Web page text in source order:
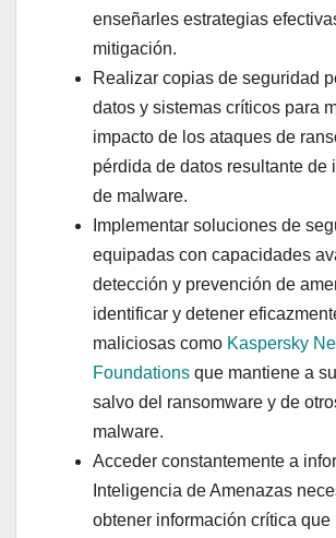
enseñarles estrategias
mitigación.
Realizar copias de seguridad
datos y sistemas críticos para
impacto de los ataques de
pérdida de datos resultante de
de malware.
Implementar soluciones de
equipadas con capacidades
detección y prevención de
identificar y detener
maliciosas como Kaspersky
Foundations que mantiene a
salvo del ransomware y de
malware.
Acceder constantemente a
Inteligencia de Amenazas
obtener información crítica que